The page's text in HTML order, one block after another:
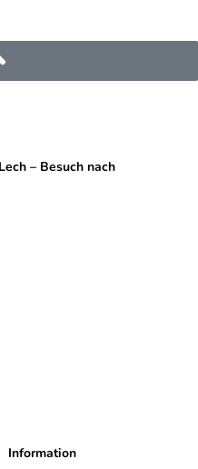
– Besuch nach
Information